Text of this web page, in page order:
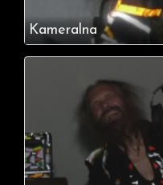
Kameralna